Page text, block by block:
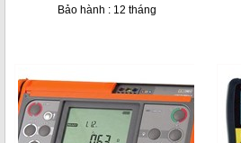
Bảo hành : 12 tháng